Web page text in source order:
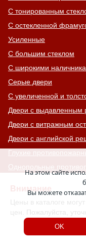
Внимание
Цены в каталоге
цен. Пожалуйста,
С тонированным
С остекленной
Усиленные
С большим стеклом
С широкими
Серые двери
С увеличенной и
Двери с выдавленным
Двери с витражным
Двери с английской
Глухие
Однопольные
Двери Антипаника
Двери с окном сверху
Двери для
Входные группы
На этом сайте
Вы можете
OK